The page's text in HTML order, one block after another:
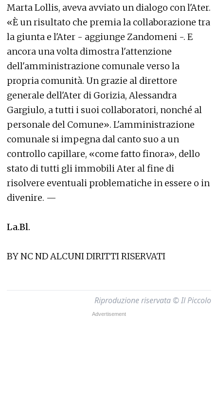
Marta Lollis, aveva avviato un dialogo con l'Ater.
«È un risultato che premia la collaborazione tra
la giunta e l'Ater - aggiunge Zandomeni -. E
ancora una volta dimostra l'attenzione
dell'amministrazione comunale verso la
propria comunità. Un grazie al direttore
generale dell'Ater di Gorizia, Alessandra
Gargiulo, a tutti i suoi collaboratori, nonché al
personale del Comune». L'amministrazione
comunale si impegna dal canto suo a un
controllo capillare, «come fatto finora», dello
stato di tutti gli immobili Ater al fine di
risolvere eventuali problematiche in essere o in
divenire. —
La.Bl.
BY NC ND ALCUNI DIRITTI RISERVATI
Riproduzione riservata © Il Piccolo